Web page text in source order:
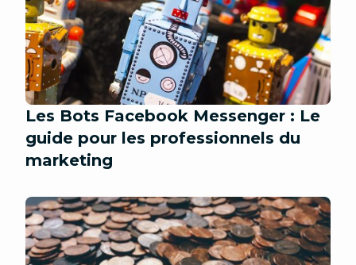
Les Bots Facebook Messenger : Le
guide pour les professionnels du
marketing